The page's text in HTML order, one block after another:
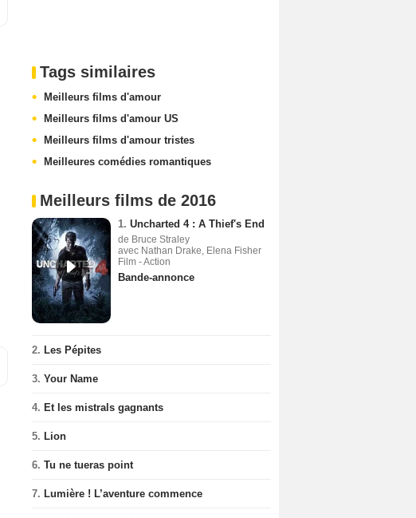
Tags similaires
Meilleurs films d'amour
Meilleurs films d'amour US
Meilleurs films d'amour tristes
Meilleures comédies romantiques
Meilleurs films de 2016
1. Uncharted 4 : A Thief's End
de Bruce Straley
avec Nathan Drake, Elena Fisher
Film - Action
Bande-annonce
2. Les Pépites
3. Your Name
4. Et les mistrals gagnants
5. Lion
6. Tu ne tueras point
7. Lumière ! L’aventure commence